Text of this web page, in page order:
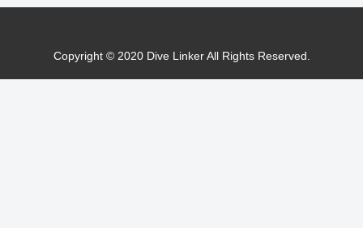
Copyright © 2020 Dive Linker All Rights Reserved.